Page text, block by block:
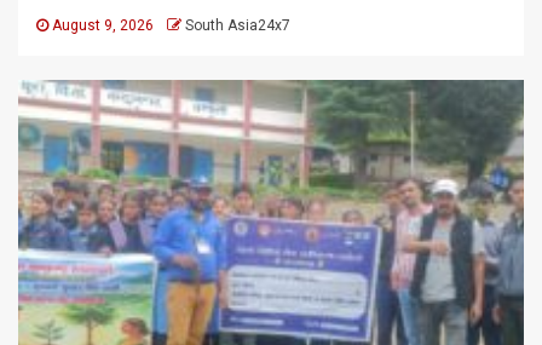
August 9, 2026 South Asia24x7